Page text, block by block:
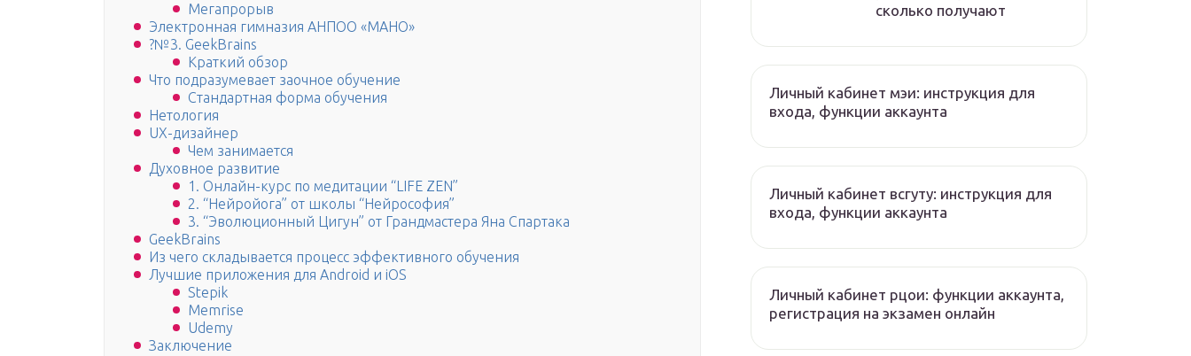
Мегапрорыв
Электронная гимназия АНПОО «МАНО»
?№3. GeekBrains
Краткий обзор
Что подразумевает заочное обучение
Стандартная форма обучения
Нетология
UX-дизайнер
Чем занимается
Духовное развитие
1. Онлайн-курс по медитации “LIFE ZEN”
2. “Нейройога” от школы “Нейрософия”
3. “Эволюционный Цигун” от Грандмастера Яна Спартака
GeekBrains
Из чего складывается процесс эффективного обучения
Лучшие приложения для Android и iOS
Stepik
Memrise
Udemy
Заключение
сколько получают
Личный кабинет мэи: инструкция для
входа, функции аккаунта
Личный кабинет всгуту: инструкция для
входа, функции аккаунта
Личный кабинет рцои: функции аккаунта,
регистрация на экзамен онлайн